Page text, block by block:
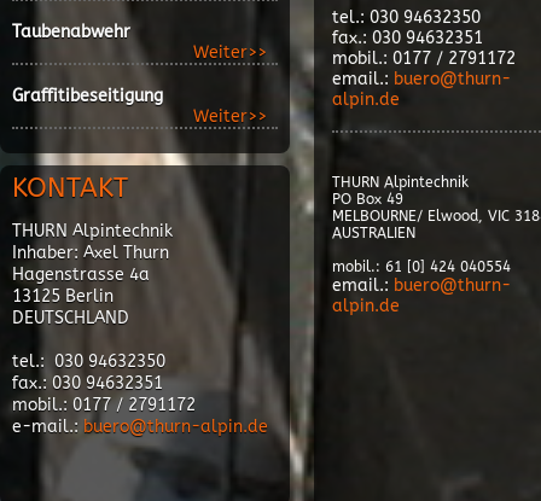
tel.: 030
fax.: 030 94632351
mobil.: 0177 / 2791172
email.: buero@thurn-
alpin.de
THURN Alpintechnik
PO Box 49
MELBOURNE/ Elwood, VIC
AUSTRALIEN
mobil.: 61 [0] 424 040554
email.: buero@thurn-
alpin.de
Taubenabwehr
Weiter>>
Graffitibeseitigung
Weiter>>
KONTAKT
THURN Alpintechnik
Inhaber: Axel Thurn
Hagenstrasse 4a
13125 Berlin
DEUTSCHLAND
tel.: 030 94632350
fax.: 030 94632351
mobil.: 0177 / 2791172
e-mail.: buero@thurn-alpin.de